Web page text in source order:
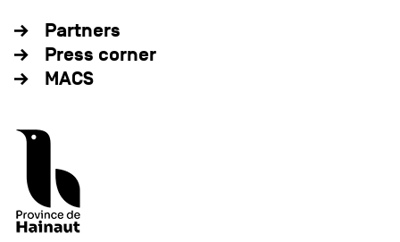
Partners
Press corner
MACS